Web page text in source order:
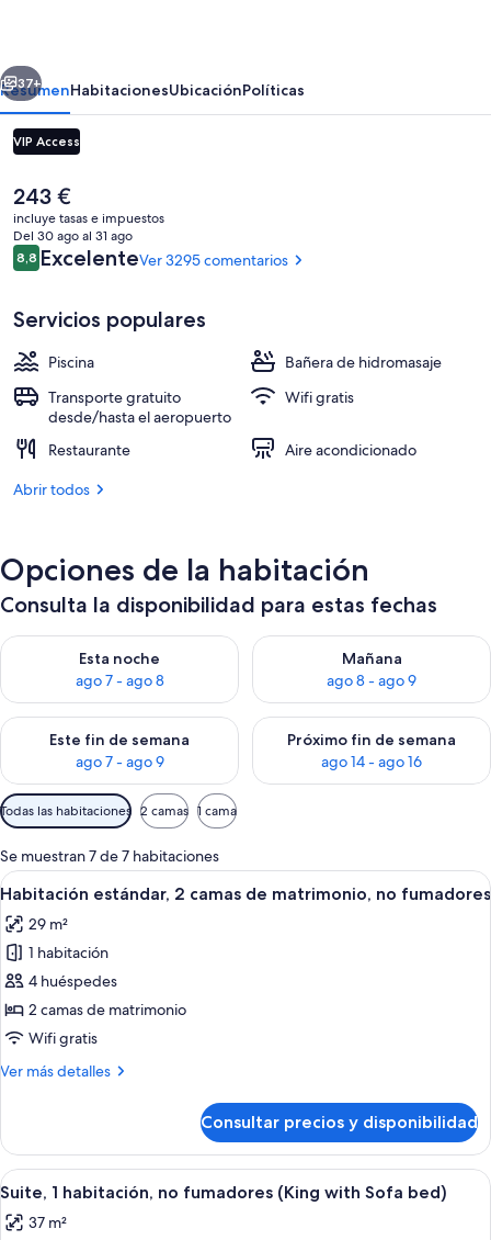
Siguiente
37+
ResumenHabitacionesUbicaciónPolíticas
VIP Access
El
precio
actual
es
de
243 €
incluye tasas e impuestos
Del 30 ago al 31 ago
Comentarios
8,88,8 de 10
ExcelenteVer 3295 comentarios
Servicios populares
Piscina
Bañera de hidromasaje
Transporte gratuito
desde/hasta el aeropuerto
Wifi gratis
Restaurante
Aire acondicionado
Abrir todos
Opciones de la habitación
Consulta la disponibilidad para estas fechas
Esta noche
ago 7 - ago 8
Consulta la disponibilidad para esta noche, ago 7 - ago 8
Mañana
ago 8 - ago 9
Consulta la disponibilidad
Este fin de semana
ago 7 - ago 9
Consulta la disponibilidad para este fin de semana, ago 7 -
Próximo fin de semana
ago 14 - ago 16
Consulta la disponibilidad
Filtros
disponibles
para
las
habitaciones
Todas las habitaciones 2 camas 1 cama
Se muestran 7 de 7 habitaciones
Abrir
todas
las
fotos
de
Habitación
estándar,
camas
no
fumadores
Habitación de hotel con dos camas,
6
Habitación estándar, 2 camas de matrimonio, no fumadores
29 m²
1 habitación
4 huéspedes
2 camas de matrimonio
Wifi gratis
Ver más detalles
Más
estándar,
camas
matrimonio,
Consultar precios y disponibilidad
Abrir
todas
las
Una habitación de hotel con cama,
9
Suite, 1 habitación, no fumadores (King with Sofa bed)
37 m²